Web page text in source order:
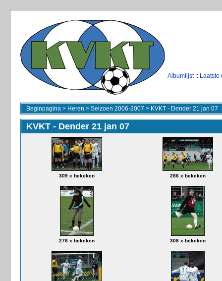
Albumlijst:: Laatste
Beginpagina > Heren > Seizoen 2006-2007 > KVKT - Dender 21 jan 07
KVKT - Dender 21 jan 07
309 x bekeken 286 x bekeken
276 x bekeken 308 x bekeken